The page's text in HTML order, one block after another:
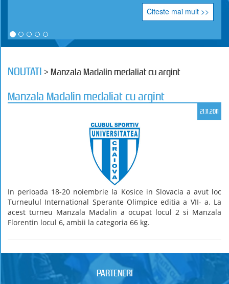
Citeste mai mult >>
NOUTATI > Manzala Madalin medaliat cu argint
Manzala Madalin medaliat cu argint
21.11.2011
In perioada 18-20 noiembrie la Kosice in Slovacia a avut loc
Turneulul International Sperante Olimpice editia a VII- a. La
acest turneu Manzala Madalin a ocupat locul 2 si Manzala
Florentin locul 6, ambii la categoria 66 kg.
PARTENERI